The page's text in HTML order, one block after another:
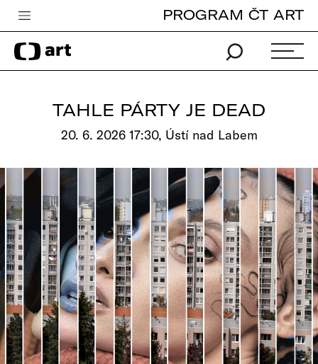
Česká televize
Zpravodajství
Pro děti
edu
Vše o ČT
PROGRAM ČT ART
TAHLE PÁRTY JE DEAD
20. 6. 2026 17:30, Ústí nad Labem